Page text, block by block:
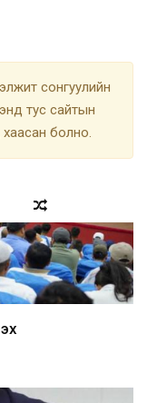
сонгуулийн
тус сайтын
хаасан болно.